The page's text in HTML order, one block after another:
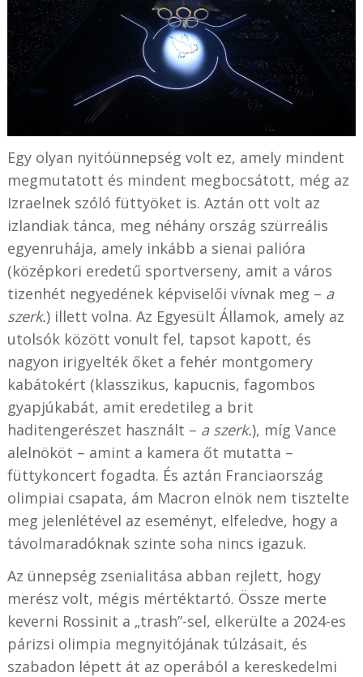
Egy olyan nyitóünnepség volt ez, amely mindent
megmutatott és mindent megbocsátott, még az
Izraelnek szóló füttyöket is. Aztán ott volt az
izlandiak tánca, meg néhány ország szürreális
egyenruhája, amely inkább a sienai palióra
(középkori eredetű sportverseny, amit a város
tizenhét negyedének képviselői vívnak meg – a
szerk.) illett volna. Az Egyesült Államok, amely az
utolsók között vonult fel, tapsot kapott, és
nagyon irigyelték őket a fehér montgomery
kabátokért (klasszikus, kapucnis, fagombos
gyapjúkabát, amit eredetileg a brit
haditengerészet használt – a szerk.), míg Vance
alelnököt – amint a kamera őt mutatta –
füttykoncert fogadta. És aztán Franciaország
olimpiai csapata, ám Macron elnök nem tisztelte
meg jelenlétével az eseményt, elfeledve, hogy a
távolmaradóknak szinte soha nincs igazuk.
Az ünnepség zsenialitása abban rejlett, hogy
merész volt, mégis mértéktartó. Össze merte
keverni Rossinit a „trash”-sel, elkerülte a 2024-es
párizsi olimpia megnyitójának túlzásait, és
szabadon lépett át az operából a kereskedelmi